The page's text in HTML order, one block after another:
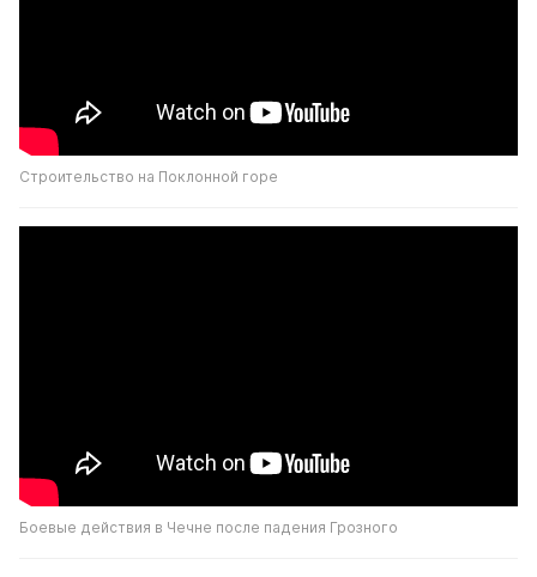
Строительство на Поклонной горе
Боевые действия в Чечне после падения Грозного